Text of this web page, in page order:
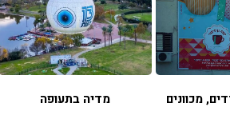
מכוונים מדיה בתעופה